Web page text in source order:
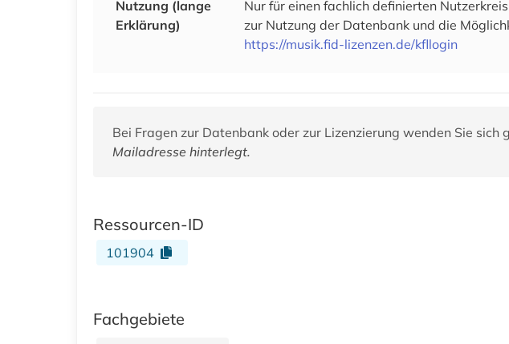
Nutzung (lange
Erklärung)
Nur für einen fachlich definierten
zur Nutzung der Datenbank und die
https://musik.fid-lizenzen.de/kfllogin
Bei Fragen zur Datenbank oder zur Lizenzierung wenden Sie sich
Mailadresse hinterlegt.
Ressourcen-ID
101904
Fachgebiete